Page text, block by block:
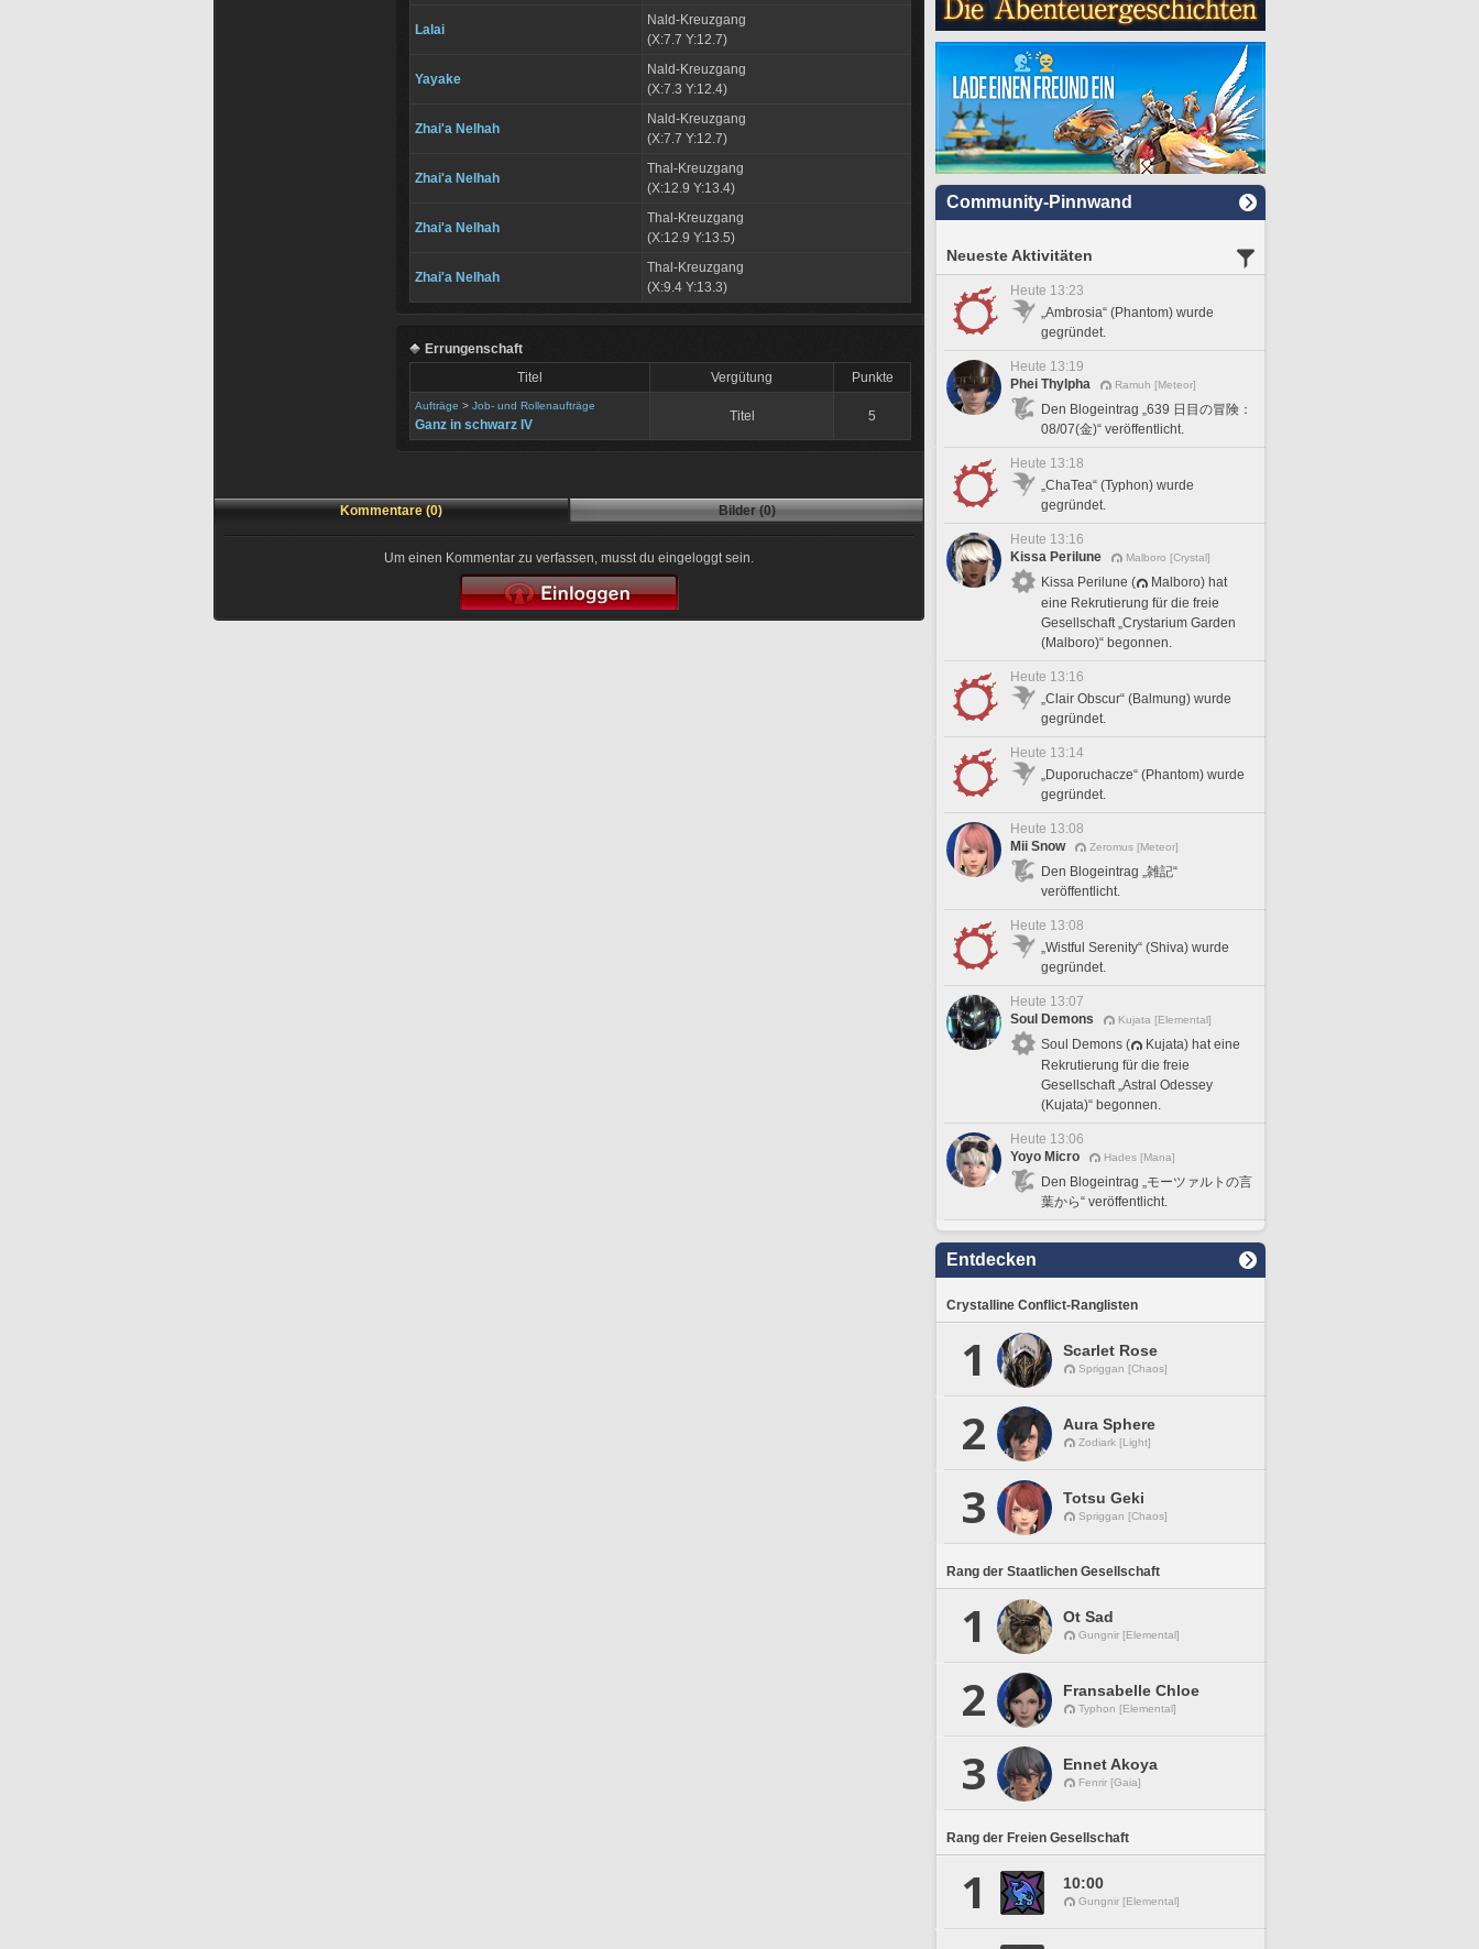
Lalai
Nald-Kreuzgang
(X:7.7 Y:12.7)
Yayake
Nald-Kreuzgang
(X:7.3 Y:12.4)
Zhai'a Nelhah
Nald-Kreuzgang
(X:7.7 Y:12.7)
Zhai'a Nelhah
Thal-Kreuzgang
(X:12.9 Y:13.4)
Zhai'a Nelhah
Thal-Kreuzgang
(X:12.9 Y:13.5)
Zhai'a Nelhah
Thal-Kreuzgang
(X:9.4 Y:13.3)
Errungenschaft
Titel
Vergütung Punkte
Aufträge > Job- und Rollenaufträge
Ganz in schwarz IV
Titel 5
Kommentare (0) Bilder (0)
Um einen Kommentar zu verfassen, musst du eingeloggt sein.
Community-Pinnwand
Neueste Aktivitäten
Heute 13:23
„Ambrosia“ (Phantom) wurde
gegründet.
Heute 13:19
Phei Thylpha
Ramuh [Meteor]
Den Blogeintrag „639 日目の冒険：
08/07(金)“ veröffentlicht.
Heute 13:18
„ChaTea“ (Typhon) wurde
gegründet.
Heute 13:16
Kissa Perilune
Malboro [Crystal]
Kissa Perilune (
Malboro) hat
eine Rekrutierung für die freie
Gesellschaft „Crystarium Garden
(Malboro)“ begonnen.
Heute 13:16
„Clair Obscur“ (Balmung) wurde
gegründet.
Heute 13:14
„Duporuchacze“ (Phantom) wurde
gegründet.
Heute 13:08
Mii Snow
Zeromus [Meteor]
Den Blogeintrag „雑記“
veröffentlicht.
Heute 13:08
„Wistful Serenity“ (Shiva) wurde
gegründet.
Heute 13:07
Soul Demons
Kujata [Elemental]
Soul Demons (
Kujata) hat eine
Rekrutierung für die freie
Gesellschaft „Astral Odessey
(Kujata)“ begonnen.
Heute 13:06
Yoyo Micro
Hades [Mana]
Den Blogeintrag „モーツァルトの言
葉から“ veröffentlicht.
Entdecken
Crystalline Conflict-Ranglisten
1 Scarlet Rose
Spriggan [Chaos]
2 Aura Sphere
Zodiark [Light]
3 Totsu Geki
Spriggan [Chaos]
Rang der Staatlichen Gesellschaft
1 Ot Sad
Gungnir [Elemental]
2 Fransabelle Chloe
Typhon [Elemental]
3 Ennet Akoya
Fenrir [Gaia]
Rang der Freien Gesellschaft
1 10:00
Gungnir [Elemental]